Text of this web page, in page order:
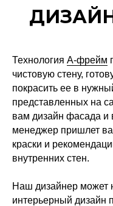
Технология A-фрейм
чистовую стену,
покрасить ее в
представленных на
вам дизайн фасада и
менеджер пришлет
краски и
внутренних стен.
Наш дизайнер может
интерьерный дизайн